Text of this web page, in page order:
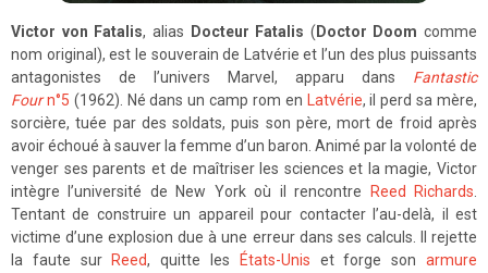
Victor von Fatalis, alias Docteur Fatalis ( Doctor Doom comme
nom original), est le souverain de Latvérie et l’un des plus puissants
antagonistes de l’univers Marvel, apparu dans Fantastic
Fourn°5 (1962). Né dans un camp rom en Latvérie, il perd sa mère,
sorcière, tuée par des soldats, puis son père, mort de froid après
avoir échoué à sauver la femme d’un baron. Animé par la volonté de
venger ses parents et de maîtriser les sciences et la magie, Victor
intègre l’université de New York où il rencontre
Reed Richards.
Tentant de construire un appareil pour contacter l’au-delà, il est
victime d’une explosion due à une erreur dans ses calculs. Il rejette
la faute sur Reed, quitte les États-Unis et forge sonarmure